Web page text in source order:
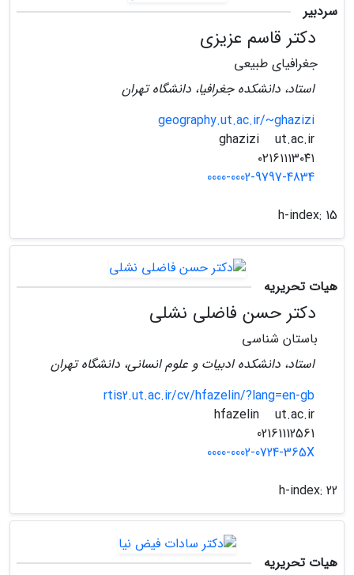
سردبیر
دکتر قاسم عزیزی
جغرافیای طبیعی
استاد، دانشکده جغرافیا، دانشگاه تهران
geography.ut.ac.ir/~ghazizi
ut.ac.ir
0000-0002-9797-4834
h-index: 15
هیات تحریریه
دکتر حسن فاضلی نشلی
باستان شناسی
استاد، دانشکده ادبیات و علوم انسانی، دانشگاه تهران
rtis2.ut.ac.ir/cv/hfazelin/?lang=en-gb
ut.ac.ir
0000-0002-0724-365X
h-index: 22
هیات تحریریه